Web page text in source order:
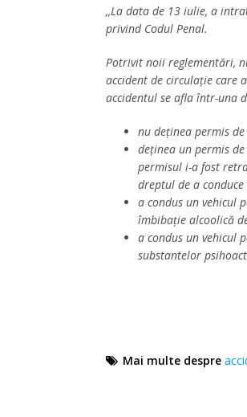
,,La data de 13 iulie, a
privind Codul Penal.
Potrivit noii reglementări,
accident de circulație care
accidentul se afla într-una
nu deținea permis de
deținea un permis
permisul i-a fost
dreptul de a
a condus un vehicul
îmbibație alcoolică
a condus un vehicul
substantelor
Mai multe despre